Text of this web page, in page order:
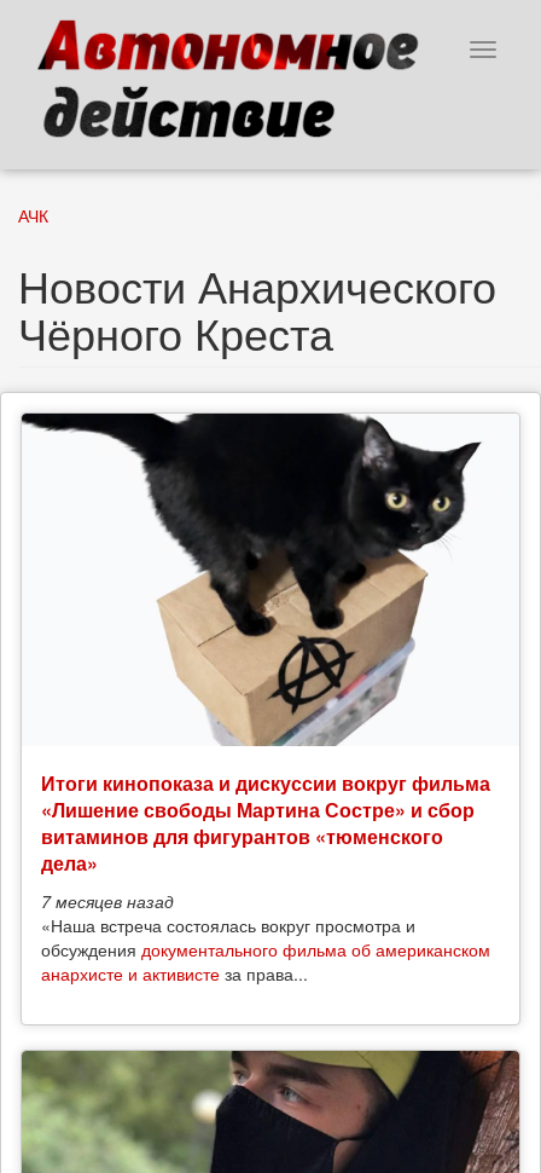
основному
содержанию
Toggle
АЧК
Новости Анархического
Чёрного Креста
Итоги кинопоказа и дискуссии вокруг фильма
«Лишение свободы Мартина Состре» и сбор
витаминов для фигурантов «тюменского
дела»
7 месяцев назад
«Наша встреча состоялась вокруг просмотра и
обсуждения документального фильма об американском
анархисте и активисте за права...